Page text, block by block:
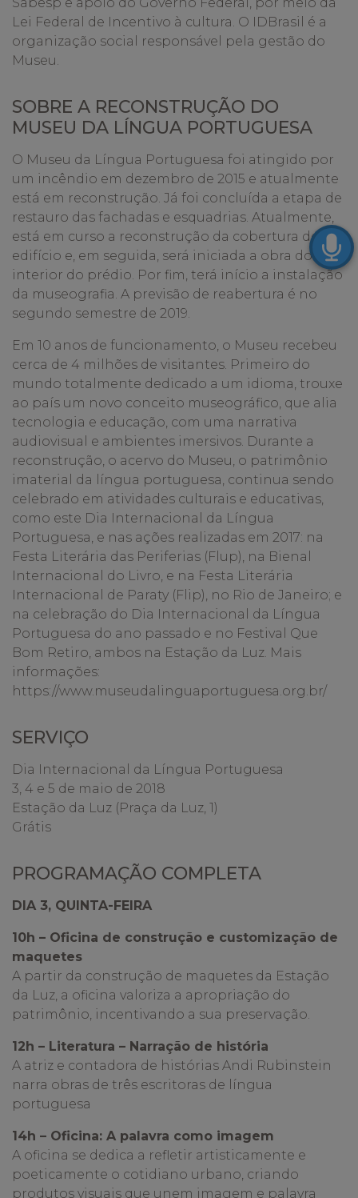
Lei Federal de Incentivo à cultura. O IDBrasil é a
organização social responsável pela gestão do
Museu.
SOBRE A RECONSTRUÇÃO DO
MUSEU DA LÍNGUA PORTUGUESA
O Museu da Língua Portuguesa foi atingido por
um incêndio em dezembro de 2015 e atualmente
está em reconstrução. Já foi concluída a etapa de
restauro das fachadas e esquadrias. Atualmente,
está em curso a reconstrução da cobertura do
edifício e, em seguida, será iniciada a obra do
interior do prédio. Por fim, terá início a instalação
da museografia. A previsão de reabertura é no
segundo semestre de 2019.
Em 10 anos de funcionamento, o Museu recebeu
cerca de 4 milhões de visitantes. Primeiro do
mundo totalmente dedicado a um idioma, trouxe
ao país um novo conceito museográfico, que alia
tecnologia e educação, com uma narrativa
audiovisual e ambientes imersivos. Durante a
reconstrução, o acervo do Museu, o patrimônio
imaterial da língua portuguesa, continua sendo
celebrado em atividades culturais e educativas,
como este Dia Internacional da Língua
Portuguesa, e nas ações realizadas em 2017: na
Festa Literária das Periferias (Flup), na Bienal
Internacional do Livro, e na Festa Literária
Internacional de Paraty (Flip), no Rio de Janeiro; e
na celebração do Dia Internacional da Língua
Portuguesa do ano passado e no Festival Que
Bom Retiro, ambos na Estação da Luz. Mais
informações:
https://www.museudalinguaportuguesa.org.br/
SERVIÇO
Dia Internacional da Língua Portuguesa
3, 4 e 5 de maio de 2018
Estação da Luz (Praça da Luz, 1)
Grátis
PROGRAMAÇÃO COMPLETA
DIA 3, QUINTA-FEIRA
10h – Oficina de construção e customização de
maquetes
A partir da construção de maquetes da Estação
da Luz, a oficina valoriza a apropriação do
patrimônio, incentivando a sua preservação.
12h – Literatura – Narração de história
A atriz e contadora de histórias Andi Rubinstein
narra obras de três escritoras de língua
portuguesa
14h – Oficina: A palavra como imagem
A oficina se dedica a refletir artisticamente e
poeticamente o cotidiano urbano, criando
produtos visuais que unem imagem e palavra